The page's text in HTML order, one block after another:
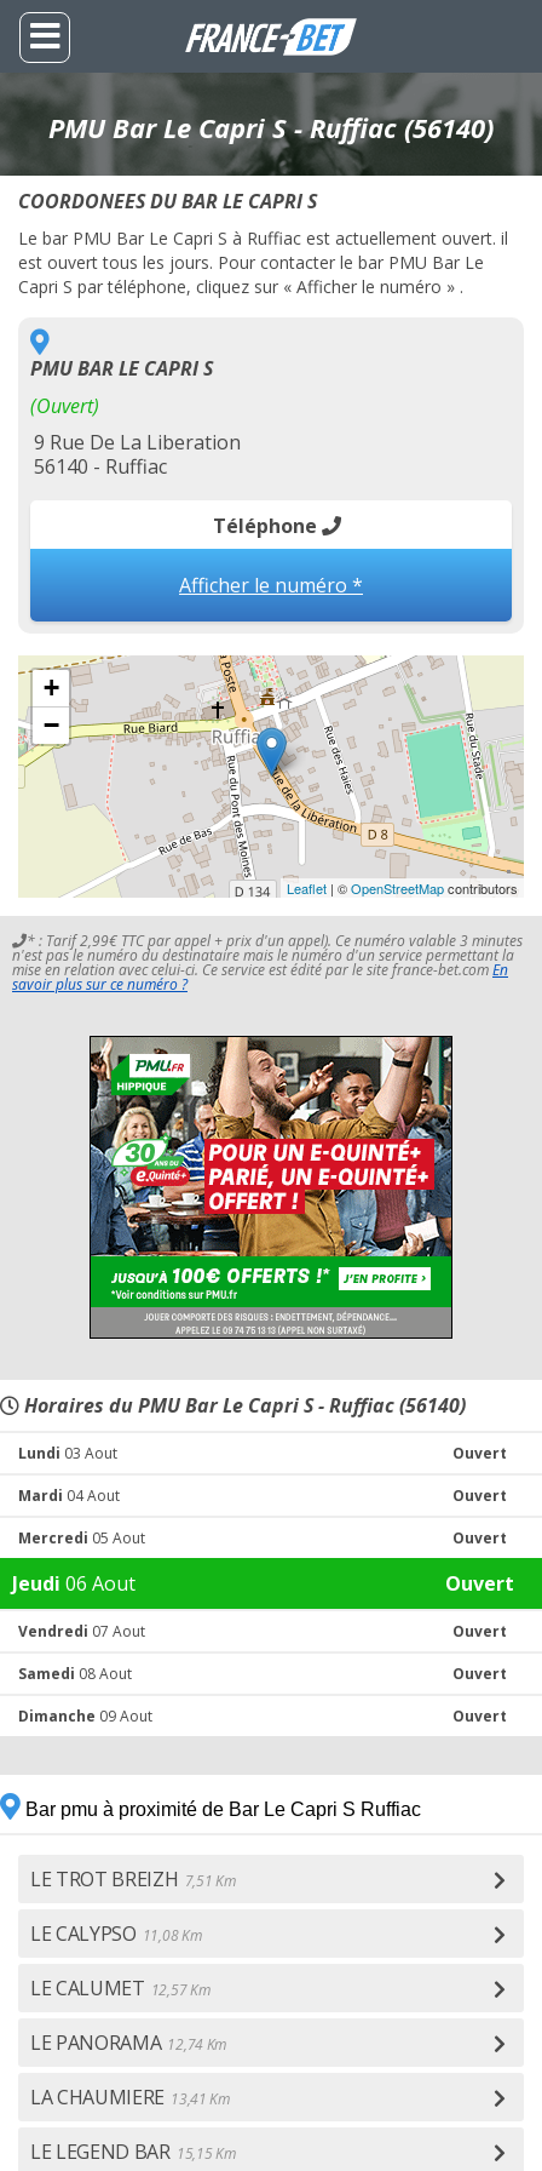
PMU Bar Le Capri S - Ruffiac (56140)
COORDONEES DU BAR LE CAPRI S
Le bar PMU Bar Le Capri S à Ruffiac est actuellement ouvert. il
est ouvert tous les jours. Pour contacter le bar PMU Bar Le
Capri S par téléphone, cliquez sur « Afficher le numéro » .
PMU BAR LE CAPRI S
(Ouvert)
9 Rue De La Liberation
56140 - Ruffiac
Téléphone
Afficher le numéro *
+
−
Leaflet | ©OpenStreetMapcontributors
* : Tarif 2,99€ TTC par appel + prix d'un appel). Ce numéro valable 3 minutes
n'est pas le numéro du destinataire mais le numéro d'un service permettant la
mise en relation avec celui-ci. Ce service est édité par le site france-bet.comEn
savoir plus sur ce numéro ?
Horaires du PMU Bar Le Capri S - Ruffiac (56140)
Lundi 03 Aout Ouvert
Mardi 04 Aout Ouvert
Mercredi 05 Aout Ouvert
Jeudi 06 Aout Ouvert
Vendredi 07 Aout Ouvert
Samedi 08 Aout Ouvert
Dimanche 09 Aout Ouvert
Bar pmu à proximité de Bar Le Capri S Ruffiac
LE TROT BREIZH 7,51 Km
LE CALYPSO 11,08 Km
LE CALUMET 12,57 Km
LE PANORAMA 12,74 Km
LA CHAUMIERE 13,41 Km
LE LEGEND BAR 15,15 Km